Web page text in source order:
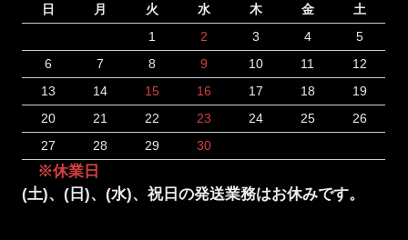
日 月 火 水 木 金
土
1
2 3 4
5
6
7 8 9 10 11
12
13
14 15 16 17 18
19
20
21 22 23 24 25
26
27
28 29 30
※休業日
(土)、(日)、(水)、祝日の発送業務はお休みです。